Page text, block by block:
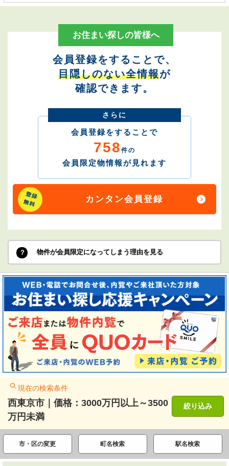
お住まい探しの皆様へ
会員登録をすることで、
目隠しのない全情報が
確認できます。
さらに
会員登録をすることで
758 件の
会員限定物情報が見れます
カンタン会員登録
物件が会員限定になってしまう理由を見る
現在の検索条件
西東京市｜価格：3000万円以上～3500
万円未満
絞り込み
市・区の変更 町名検索 駅名検索